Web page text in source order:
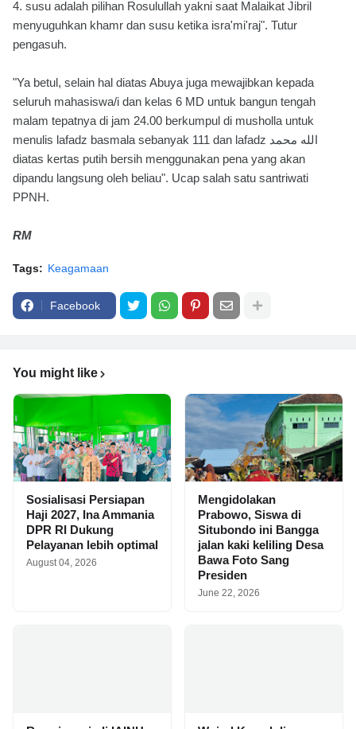
4. susu adalah pilihan Rosulullah yakni saat Malaikat Jibril
menyuguhkan khamr dan susu ketika isra'mi'raj". Tutur
pengasuh.
"Ya betul, selain hal diatas Abuya juga mewajibkan kepada
seluruh mahasiswa/i dan kelas 6 MD untuk bangun tengah
malam tepatnya di jam 24.00 berkumpul di musholla untuk
menulis lafadz basmala sebanyak 111 dan lafadz الله محمد
diatas kertas putih bersih menggunakan pena yang akan
dipandu langsung oleh beliau". Ucap salah satu santriwati
PPNH.
RM
Tags: Keagamaan
Facebook
You might like
Sosialisasi Persiapan
Haji 2027, Ina Ammania
DPR RI Dukung
Pelayanan lebih optimal
August 04, 2026
Mengidolakan
Prabowo, Siswa di
Situbondo ini Bangga
jalan kaki keliling Desa
Bawa Foto Sang
Presiden
June 22, 2026